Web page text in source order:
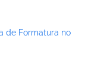
de Formatura no